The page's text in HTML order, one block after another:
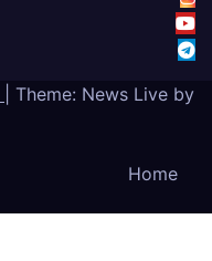
Theme: News Live by
Home